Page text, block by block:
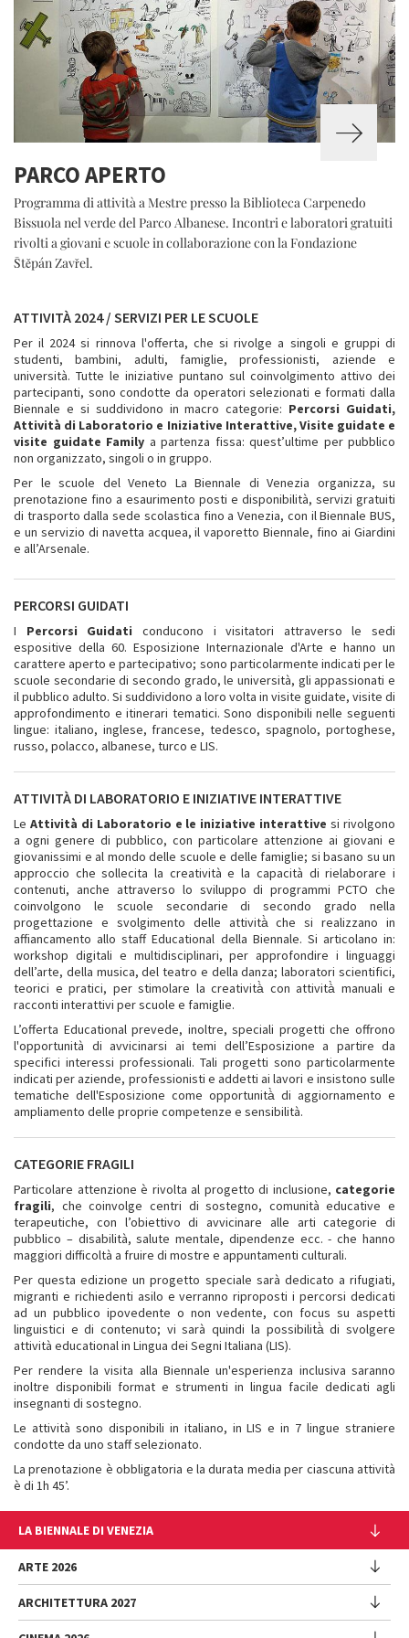
PARCO APERTO
Programma di attività a Mestre presso la Biblioteca Carpenedo
Bissuola nel verde del Parco Albanese. Incontri e laboratori gratuiti
rivolti a giovani e scuole in collaborazione con la Fondazione
Štěpán Zavřel.
ATTIVITÀ 2024 / SERVIZI PER LE SCUOLE
Per il 2024 si rinnova l'offerta, che si rivolge a singoli e gruppi di
studenti, bambini, adulti, famiglie, professionisti, aziende e
università. Tutte le iniziative puntano sul coinvolgimento attivo dei
partecipanti, sono condotte da operatori selezionati e formati dalla
Biennale e si suddividono in macro categorie: Percorsi Guidati,
Attività di Laboratorio e Iniziative Interattive, Visite guidate e
visite guidate Family a partenza fissa: quest’ultime per pubblico
non organizzato, singoli o in gruppo.
Per le scuole del Veneto La Biennale di Venezia organizza, su
prenotazione fino a esaurimento posti e disponibilità, servizi gratuiti
di trasporto dalla sede scolastica fino a Venezia, con il Biennale BUS,
e un servizio di navetta acquea, il vaporetto Biennale, fino ai Giardini
e all’Arsenale.
PERCORSI GUIDATI
I Percorsi Guidati conducono i visitatori attraverso le sedi
espositive della 60. Esposizione Internazionale d'Arte e hanno un
carattere aperto e partecipativo; sono particolarmente indicati per le
scuole secondarie di secondo grado, le università, gli appassionati e
il pubblico adulto. Si suddividono a loro volta in visite guidate, visite di
approfondimento e itinerari tematici. Sono disponibili nelle seguenti
lingue: ita​liano, inglese, francese, tedesco, spagnolo, portoghese,
russo, polacco, albanese, turco e LIS.
ATTIVITÀ DI LABORATORIO E INIZIATIVE INTERATTIVE
Le Attività di Laboratorio e le iniziative interattive si rivolgono
a ogni genere di pubblico, con particolare attenzione ai giovani e
giovanissimi e al mondo delle scuole e delle famiglie; si basano su un
approccio che sollecita la creatività e la capacità di rielaborare i
contenuti, anche attraverso lo sviluppo di programmi PCTO che
coinvolgono le scuole secondarie di secondo grado nella
progettazione e svolgimento delle attività̀ che si realizzano in
affiancamento allo staff Educational della Biennale. Si articolano in:
workshop digitali e multidisciplinari, per approfondire i linguaggi
dell’arte, della musica, del teatro e della danza; laboratori scientifici,
teorici e pratici, per stimolare la creatività̀ con attività̀ manuali e
racconti interattivi per scuole e famiglie.
L’offerta Educational prevede, inoltre, speciali progetti che offrono
l'opportunità di avvicinarsi ai temi dell’Esposizione a partire da
specifici interessi professionali. Tali progetti sono particolarmente
indicati per aziende, professionisti e addetti ai lavori e insistono sulle
tematiche dell'Esposizione come opportunità̀ di aggiornamento e
ampliamento delle proprie competenze e sensibilità.
CATEGORIE FRAGILI
Particolare attenzione è rivolta al progetto di inclusione, categorie
fragili, che coinvolge centri di sostegno, comunità educative e
terapeutiche, con l’obiettivo di avvicinare alle arti categorie di
pubblico – disabilità, salute mentale, dipendenze ecc. - che hanno
maggiori difficoltà a fruire di mostre e appuntamenti culturali.
Per questa edizione un progetto speciale sarà dedicato a rifugiati,
migranti e richiedenti asilo e verranno riproposti i percorsi dedicati
ad un pubblico ipovedente o non vedente, con focus su aspetti
linguistici e di contenuto; vi sarà quindi la possibilità̀ di svolgere
attività educational in Lingua dei Segni Italiana (LIS).
Per rendere la visita alla Biennale un'esperienza inclusiva saranno
inoltre disponibili format e strumenti in lingua facile dedicati agli
insegnanti di sostegno.
Le attività sono disponibili in italiano, in LIS e in 7 lingue straniere
condotte da uno staff selezionato.
La prenotazione è obbligatoria e la durata media per ciascuna attività
è di 1h 45’.
LA BIENNALE DI VENEZIA
L'Istituzione
Cariche istituzionali
Storia
ARTE 2026
Esposizione
ARCHITETTURA 2027